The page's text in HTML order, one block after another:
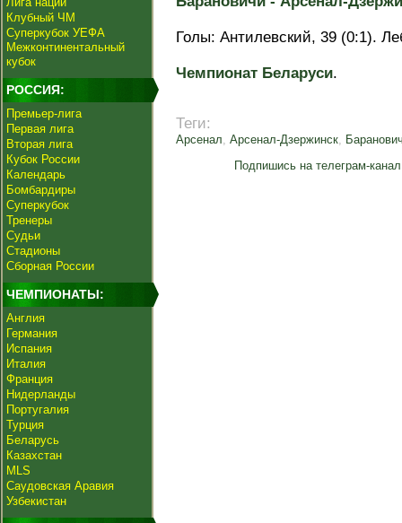
Клубный ЧМ
Суперкубок УЕФА
Межконтинентальный
кубок
РОССИЯ:
Премьер-лига
Первая лига
Вторая лига
Кубок России
Календарь
Бомбардиры
Суперкубок
Тренеры
Судьи
Стадионы
Сборная России
ЧЕМПИОНАТЫ:
Англия
Германия
Испания
Италия
Франция
Нидерланды
Португалия
Турция
Беларусь
Казахстан
MLS
Саудовская Аравия
Узбекистан
Голы: Антилевский, 39 (0:1).
Чемпионат Беларуси.
Теги:
Арсенал, Арсенал-Дзержинск,
Подпишись на телеграм-